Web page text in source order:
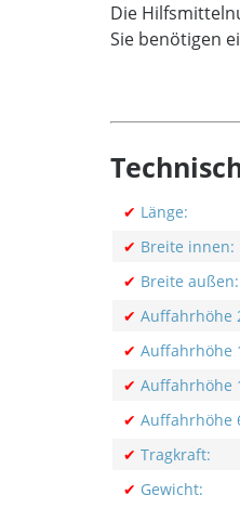
Die
Sie benötigen
✔ Länge:
✔ Breite innen:
✔ Breite außen:
✔ Auffahrhöhe
✔ Auffahrhöhe
✔ Auffahrhöhe
✔ Auffahrhöhe
✔ Tragkraft:
✔ Gewicht: